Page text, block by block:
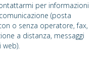
per informazioni
(posta
o senza operatore, fax,
a distanza, messaggi